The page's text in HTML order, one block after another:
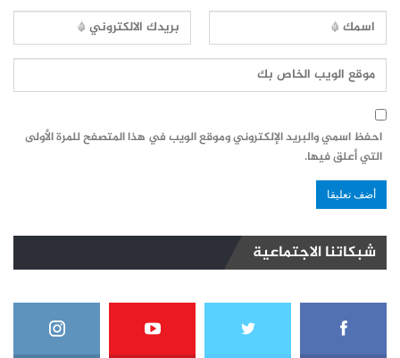
احفظ اسمي والبريد الإلكتروني وموقع الويب في هذا المتصفح للمرة الأولى
التي أعلق فيها.
شبكاتنا الاجتماعية